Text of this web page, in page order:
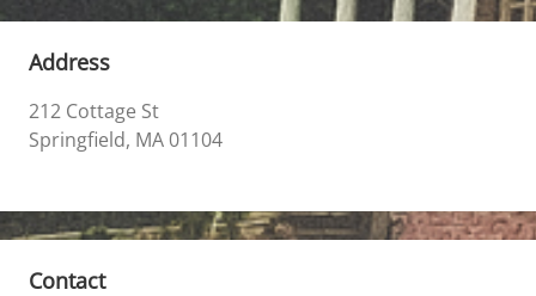
Address
212 Cottage St
Springfield, MA 01104
Contact